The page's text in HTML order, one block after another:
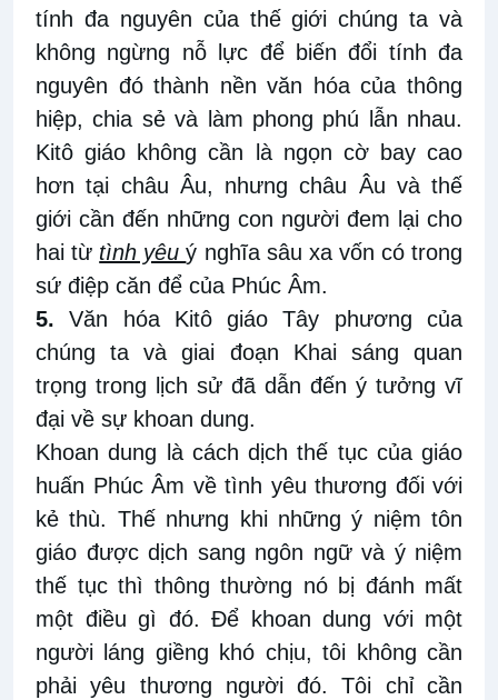
tính đa nguyên của thế giới chúng ta và
không ngừng nỗ lực để biến đổi tính đa
nguyên đó thành nền văn hóa của thông
hiệp, chia sẻ và làm phong phú lẫn nhau.
Kitô giáo không cần là ngọn cờ bay cao
hơn tại châu Âu, nhưng châu Âu và thế
giới cần đến những con người đem lại cho
hai từ tình yêuý nghĩa sâu xa vốn có trong
sứ điệp căn để của Phúc Âm.
5.Văn hóa Kitô giáo Tây phương của
chúng ta và giai đoạn Khai sáng quan
trọng trong lịch sử đã dẫn đến ý tưởng vĩ
đại về sự khoan dung.
Khoan dung là cách dịch thế tục của giáo
huấn Phúc Âm về tình yêu thương đối với
kẻ thù. Thế nhưng khi những ý niệm tôn
giáo được dịch sang ngôn ngữ và ý niệm
thế tục thì thông thường nó bị đánh mất
một điều gì đó. Để khoan dung với một
người láng giềng khó chịu, tôi không cần
phải yêu thương người đó. Tôi chỉ cần